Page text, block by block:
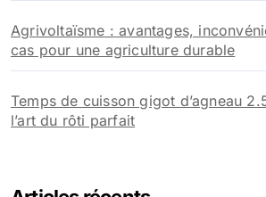
Agrivoltaïsme : avantages,
cas pour une agriculture durable
Temps de cuisson gigot d’agneau
l’art du rôti parfait